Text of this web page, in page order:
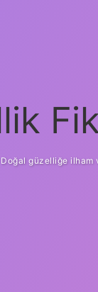
Doğal güzelliğe ilham